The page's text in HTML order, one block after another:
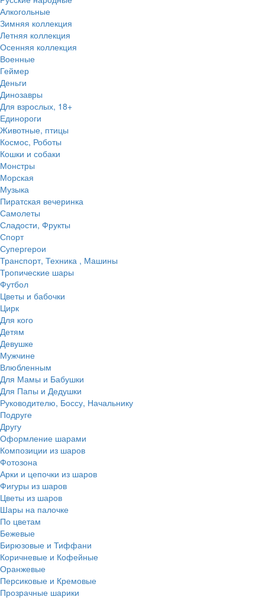
Алкогольные
Зимняя коллекция
Летняя коллекция
Осенняя коллекция
Военные
Геймер
Деньги
Динозавры
Для взрослых, 18+
Единороги
Животные, птицы
Космос, Роботы
Кошки и собаки
Монстры
Морская
Музыка
Пиратская вечеринка
Самолеты
Сладости, Фрукты
Спорт
Супергерои
Транспорт, Техника , Машины
Тропические шары
Футбол
Цветы и бабочки
Цирк
Для кого
Детям
Девушке
Мужчине
Влюбленным
Для Мамы и Бабушки
Для Папы и Дедушки
Руководителю, Боссу, Начальнику
Подруге
Другу
Оформление шарами
Композиции из шаров
Фотозона
Арки и цепочки из шаров
Фигуры из шаров
Цветы из шаров
Шары на палочке
По цветам
Бежевые
Бирюзовые и Тиффани
Коричневые и Кофейные
Оранжевые
Персиковые и Кремовые
Прозрачные шарики